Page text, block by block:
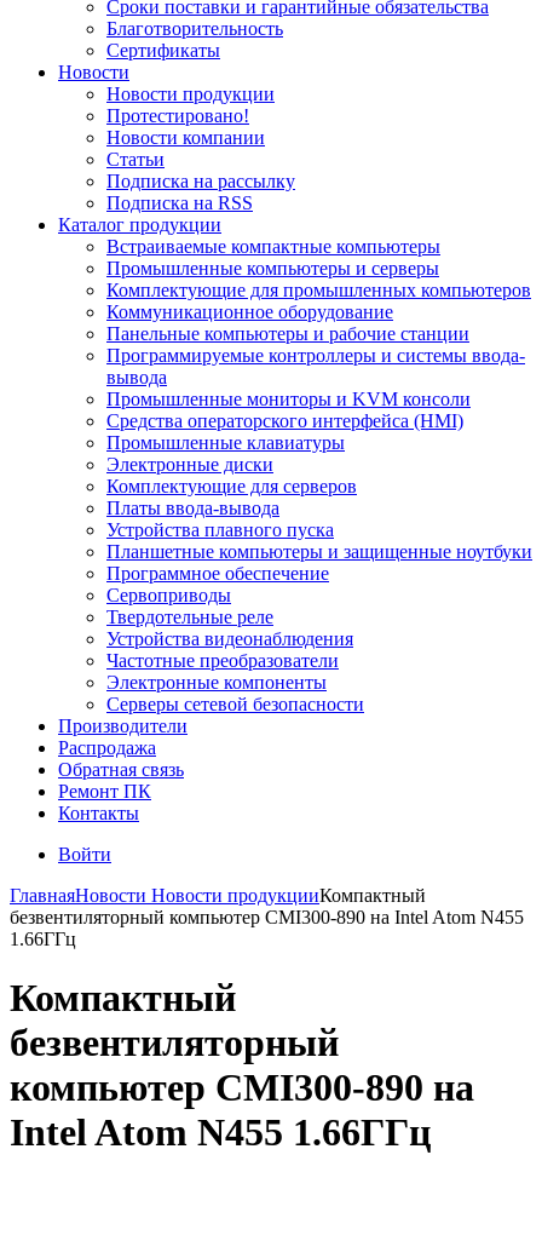
Сроки поставки и гарантийные обязательства
Благотворительность
Сертификаты
Новости
Новости продукции
Протестировано!
Новости компании
Статьи
Подписка на рассылку
Подписка на RSS
Каталог продукции
Встраиваемые компактные компьютеры
Промышленные компьютеры и серверы
Комплектующие для промышленных компьютеров
Коммуникационное оборудование
Панельные компьютеры и рабочие станции
Программируемые контроллеры и системы ввода-
вывода
Промышленные мониторы и KVM консоли
Средства операторского интерфейса (HMI)
Промышленные клавиатуры
Электронные диски
Комплектующие для серверов
Платы ввода-вывода
Устройства плавного пуска
Планшетные компьютеры и защищенные ноутбуки
Программное обеспечение
Сервоприводы
Твердотельные реле
Устройства видеонаблюдения
Частотные преобразователи
Электронные компоненты
Серверы сетевой безопасности
Производители
Распродажа
Обратная связь
Ремонт ПК
Контакты
Войти
ГлавнаяНовости Новости продукцииКомпактный
безвентиляторный компьютер CMI300-890 на Intel Atom N455
1.66ГГц
Компактный
безвентиляторный
компьютер CMI300-890 на
Intel Atom N455 1.66ГГц